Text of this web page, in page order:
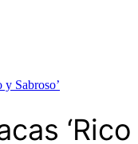
y Sabroso’
‘Rico